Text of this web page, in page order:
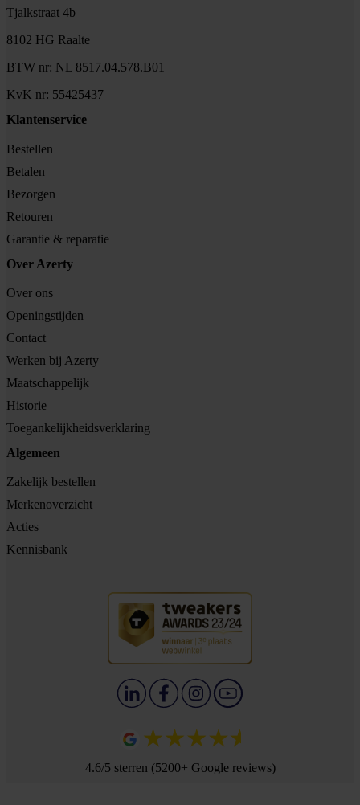
Tjalkstraat 4b
8102 HG Raalte
BTW nr: NL 8517.04.578.B01
KvK nr: 55425437
Klantenservice
Bestellen
Betalen
Bezorgen
Retouren
Garantie & reparatie
Over Azerty
Over ons
Openingstijden
Contact
Werken bij Azerty
Maatschappelijk
Historie
Toegankelijkheidsverklaring
Algemeen
Zakelijk bestellen
Merkenoverzicht
Acties
Kennisbank
4.6/5 sterren (5200+ Google reviews)